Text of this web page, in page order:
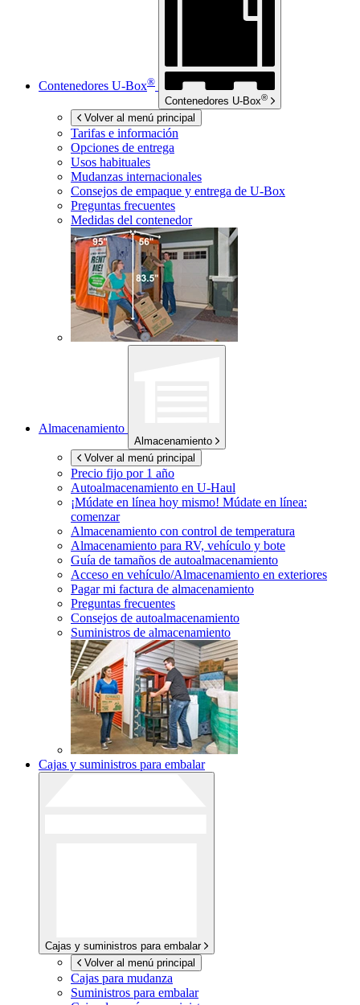
Contenedores U-Box®
Contenedores U-Box®
Volver al menú principal
Tarifas e información
Opciones de entrega
Usos habituales
Mudanzas internacionales
Consejos de empaque y entrega de U-Box
Preguntas frecuentes
Medidas del contenedor
Almacenamiento
Almacenamiento
Volver al menú principal
Precio fijo por 1 año
Autoalmacenamiento en U-Haul
¡Múdate en línea hoy mismo! Múdate en línea:
comenzar
Almacenamiento con control de temperatura
Almacenamiento para RV, vehículo y bote
Guía de tamaños de autoalmacenamiento
Acceso en vehículo/Almacenamiento en exteriores
Pagar mi factura de almacenamiento
Preguntas frecuentes
Consejos de autoalmacenamiento
Suministros de almacenamiento
Cajas y suministros para embalar
Cajas y suministros para embalar
Volver al menú principal
Cajas para mudanza
Suministros para embalar